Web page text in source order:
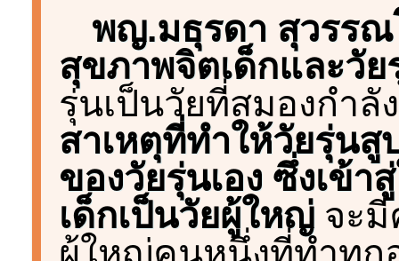
พญ.มธุรดา สุวรรณ
สุขภาพจิตเด็กและวั
รุ่นเป็นวัยที่สมองกำ
สาเหตุที่ทำให้วัยรุ่น
ของวัยรุ่นเอง ซึ่งเข้า
เด็กเป็นวัยผู้ใหญ่จะมี
ผู้ใหญ่คนหนึ่งที่ทำทุก